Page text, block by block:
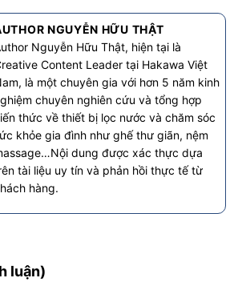
NGUYỄN HỮU THẬT
Nguyễn Hữu Thật, hiện tại là
Content Leader tại Hakawa Việt
là một chuyên gia với hơn 5 năm kinh
chuyên nghiên cứu và tổng hợp
thức về thiết bị lọc nước và chăm sóc
khỏe gia đình như ghế thư giãn, nệm
dung được xác thực dựa
tài liệu uy tín và phản hồi thực tế từ
hàng.
luận)